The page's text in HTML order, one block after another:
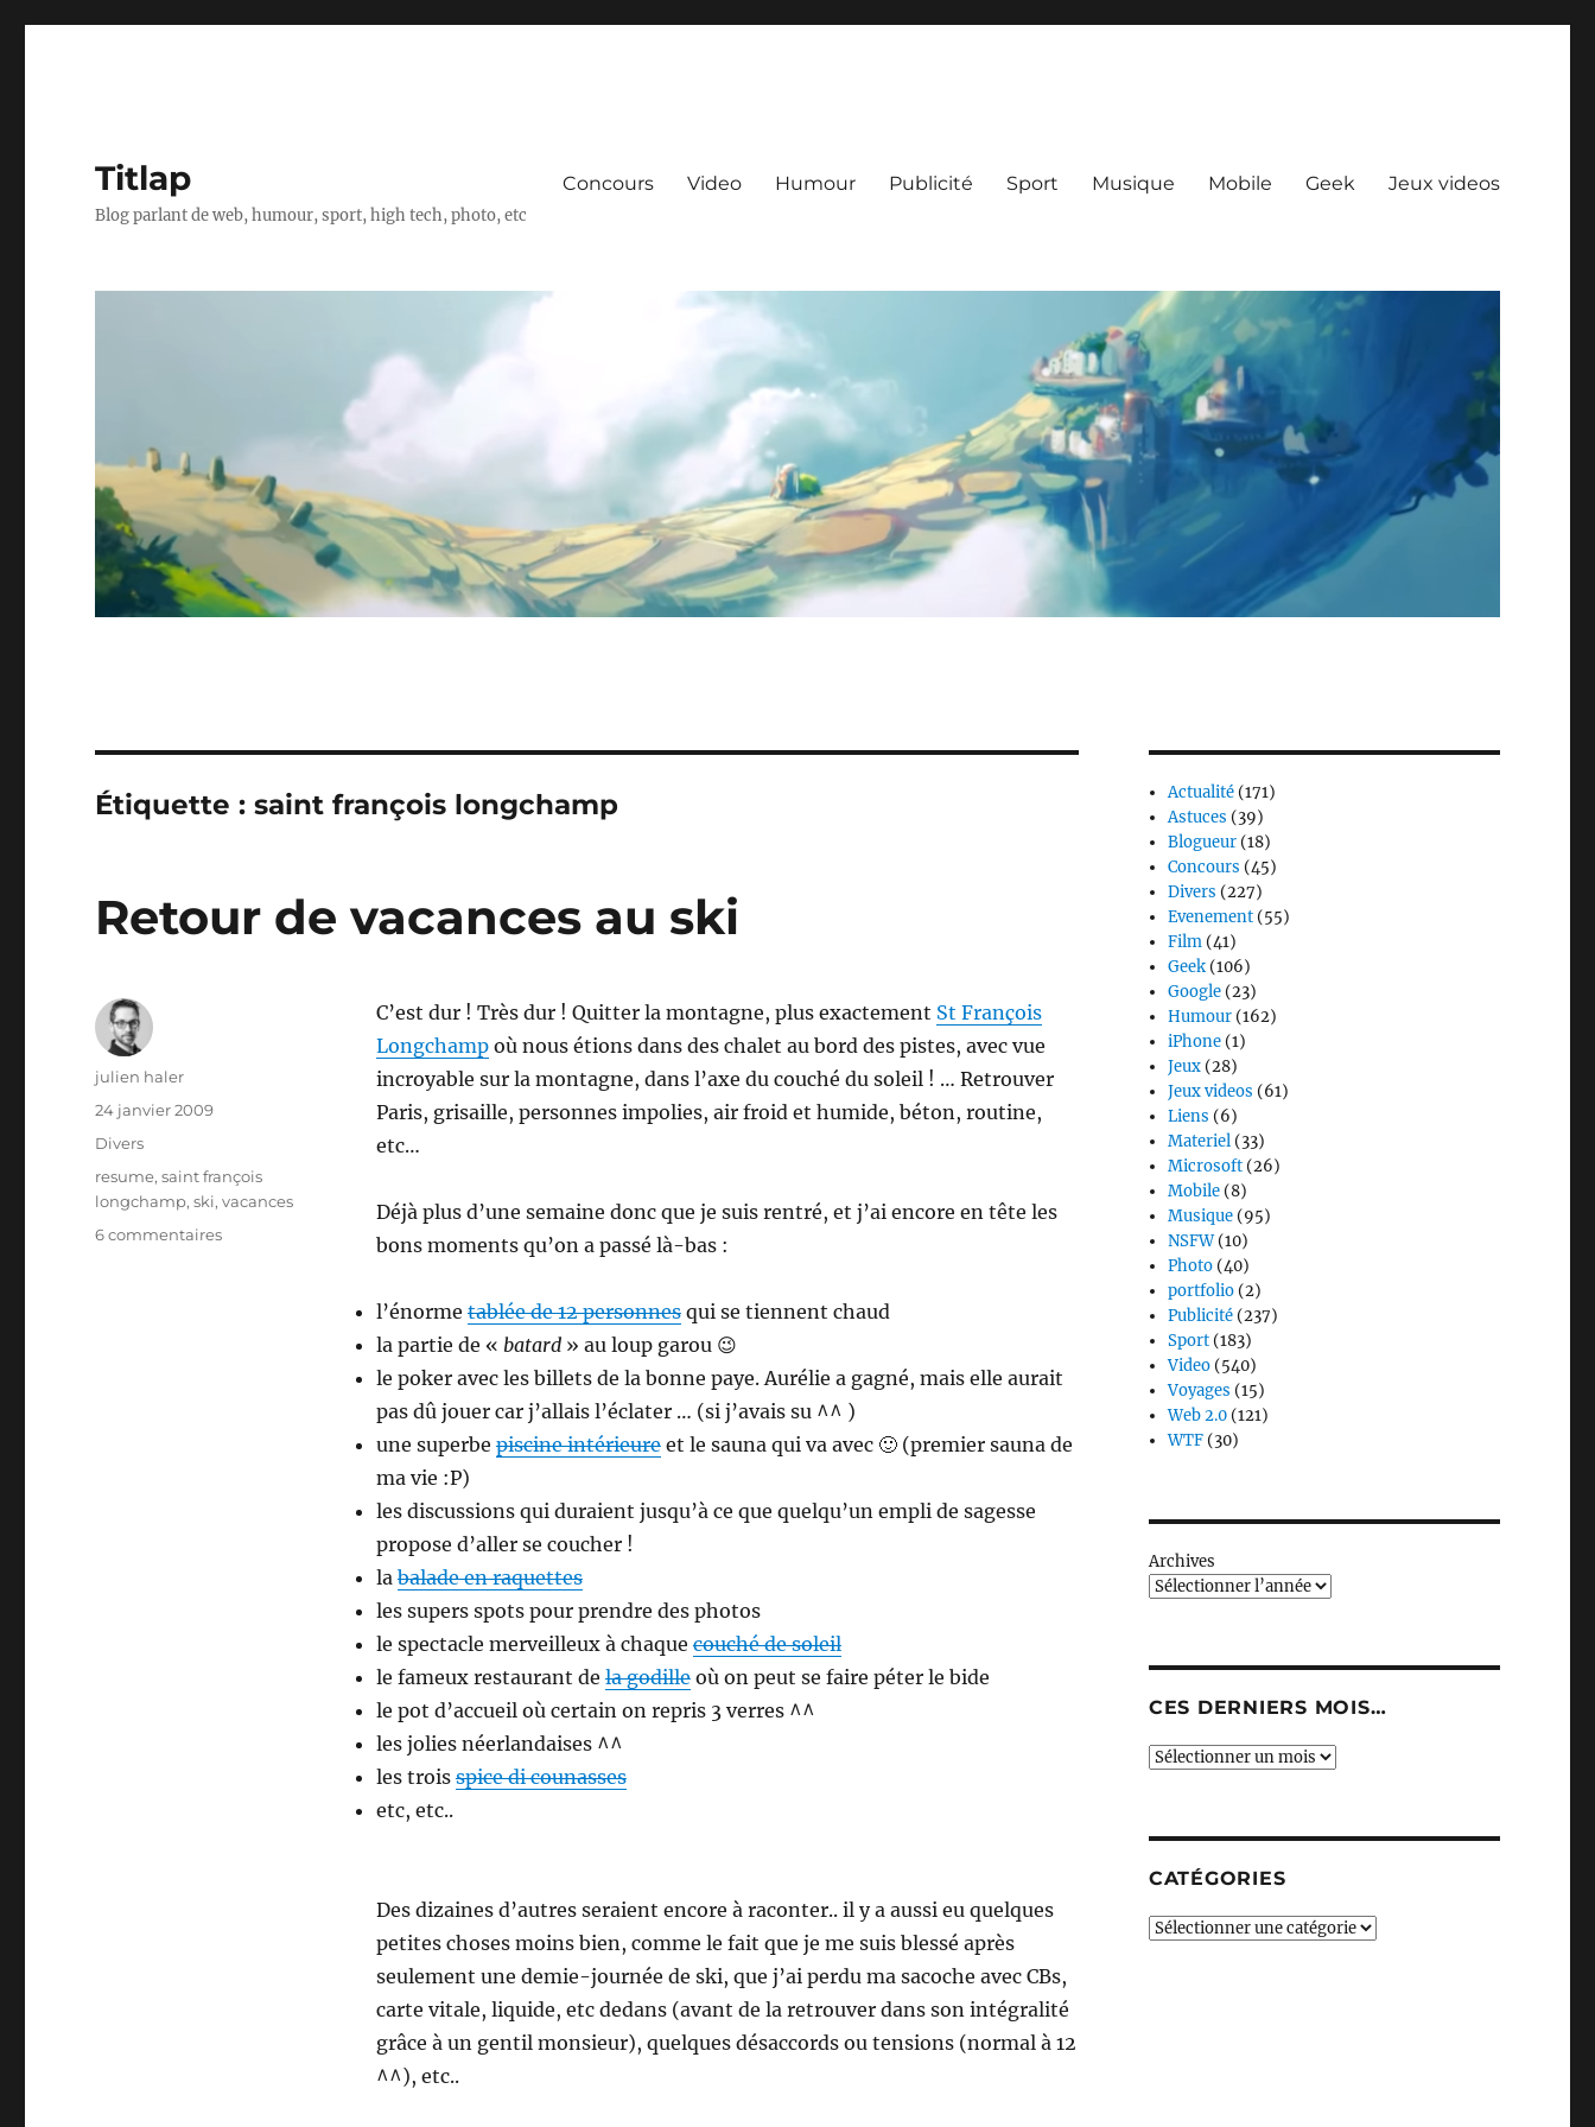
Titlap
Blog parlant de web, humour, sport, high tech, photo, etc
Concours Video Humour Publicité Sport Musique Mobile Geek Jeux videos
Étiquette :saint françois longchamp
Retour de vacances au ski
C’est dur ! Très dur ! Quitter la montagne, plus exactement St François
Longchampoù nous étions dans des chalet au bord des pistes, avec vue
incroyable sur la montagne, dans l’axe du couché du soleil ! … Retrouver
Paris, grisaille, personnes impolies, air froid et humide, béton, routine,
etc…
Déjà plus d’une semaine donc que je suis rentré, et j’ai encore en tête les
bons moments qu’on a passé là-bas :
l’énorme tablée de 12 personnesqui se tiennent chaud
la partie de « batard» au loup garou 😉
le poker avec les billets de la bonne paye. Aurélie a gagné, mais elle aurait
pas dû jouer car j’allais l’éclater … (si j’avais su ^^ )
une superbe piscine intérieureet le sauna qui va avec 🙂 (premier sauna de
ma vie :P)
les discussions qui duraient jusqu’à ce que quelqu’un empli de sagesse
propose d’aller se coucher !
la balade en raquettes
les supers spots pour prendre des photos
le spectacle merveilleux à chaque couché de soleil
le fameux restaurant de la godilleoù on peut se faire péter le bide
le pot d’accueil où certain on repris 3 verres ^^
les jolies néerlandaises ^^
les trois spice di counasses
etc, etc..
Des dizaines d’autres seraient encore à raconter.. il y a aussi eu quelques
petites choses moins bien, comme le fait que je me suis blessé après
seulement une demie-journée de ski, que j’ai perdu ma sacoche avec CBs,
carte vitale, liquide, etc dedans (avant de la retrouver dans son intégralité
grâce à un gentil monsieur), quelques désaccords ou tensions (normal à 12
^^), etc..
Auteur
julien haler
Publié
24 janvier 2009
Catégories
Divers
Étiquettes
resume,saint françois
longchamp,ski,vacances
6 commentairessur
Actualité (171)
Astuces (39)
Blogueur (18)
Concours (45)
Divers (227)
Evenement (55)
Film (41)
Geek (106)
Google (23)
Humour (162)
iPhone (1)
Jeux (28)
Jeux videos (61)
Liens (6)
Materiel (33)
Microsoft (26)
Mobile (8)
Musique (95)
NSFW(10)
Photo (40)
portfolio (2)
Publicité (237)
Sport (183)
Video (540)
Voyages (15)
Web 2.0 (121)
WTF (30)
Archives
CES DERNIERS MOIS…
Ces
CATÉGORIES
Catégories